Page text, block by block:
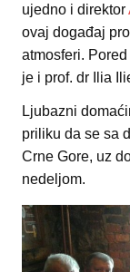
ujedno i direktor
ovaj događaj
atmosferi.
je i prof. dr Ilia
Ljubazni
priliku da se sa
Crne Gore, uz
nedeljom.